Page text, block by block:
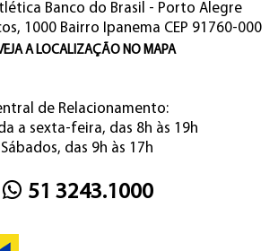
Banco do Brasil - Porto Alegre
1000 Bairro Ipanema CEP 91760-000
A LOCALIZAÇÃO NO MAPA
de Relacionamento:
a sexta-feira, das 8h às 19h
Sábados, das 9h às 17h
51 3243.1000